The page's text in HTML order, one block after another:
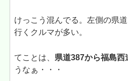
けっこう混んでる。左側の県
行くクルマが多い。
てことは、 県道387から福島西
うなぁ・・・